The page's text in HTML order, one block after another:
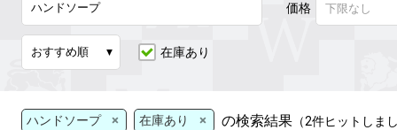
価格
在庫あり
ハンドソープ × 在庫あり × の検索結果 （2件ヒットしま